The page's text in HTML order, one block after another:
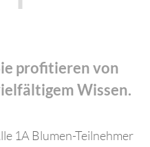
profitieren von
Wissen.
1A Blumen-Teilnehmer